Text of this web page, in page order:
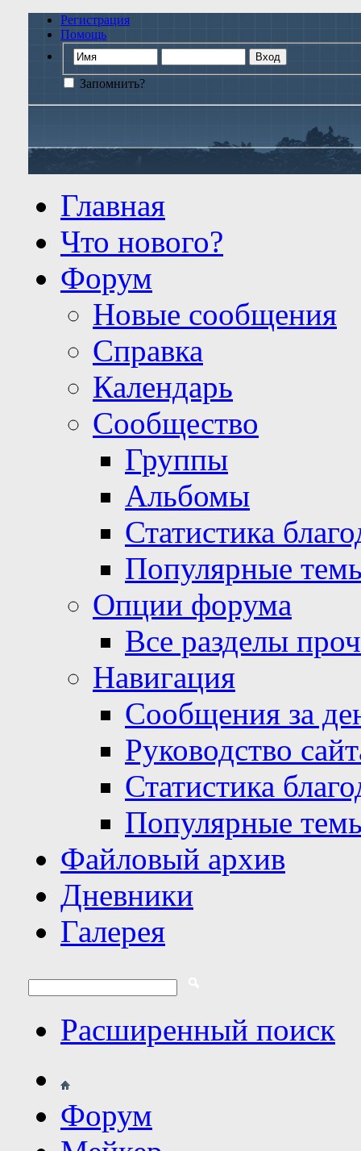
Регистрация
Помощь
Запомнить?
Главная
Что нового?
Форум
Новые сообщения
Справка
Календарь
Сообщество
Группы
Альбомы
Статистика
Популярные
Опции форума
Все разделы
Навигация
Сообщения за
Руководство
Статистика
Популярные
Файловый архив
Дневники
Галерея
Расширенный поиск
Форум